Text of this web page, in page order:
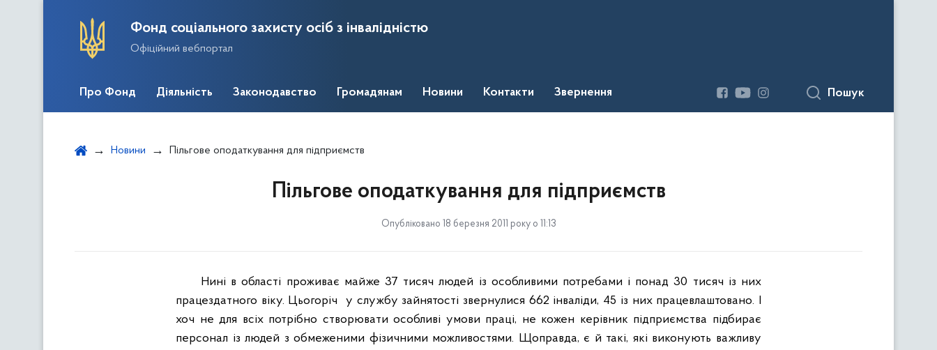
Фонд соціального захисту осіб з інвалідністю
Офіційний вебпортал
Про Фонд Діяльність Законодавство Громадянам Новини Контакти Звернення Пошук
Новини Пільгове оподаткування для підприємств
Пільгове оподаткування для підприємств
Опубліковано 18 березня 2011 року о 11:13
Нині в області проживає майже 37 тисяч людей із особливими потребами і понад 30 тисяч із них
працездатного віку. Цьогоріч у службу зайнятості звернулися 662 інваліди, 45 із них працевлаштовано. І
хоч не для всіх потрібно створювати особливі умови праці, не кожен керівник підприємства підбирає
персонал із людей з обмеженими фізичними можливостями. Щоправда, є й такі, які виконують важливу